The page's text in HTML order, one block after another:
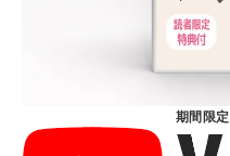
期間限